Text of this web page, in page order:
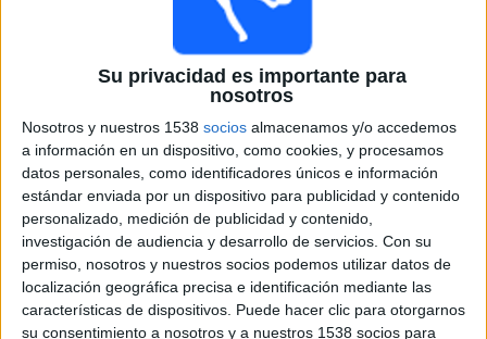
Su privacidad es importante para
nosotros
Nosotros y nuestros 1538 socios almacenamos y/o accedemos
a información en un dispositivo, como cookies, y procesamos
datos personales, como identificadores únicos e información
estándar enviada por un dispositivo para publicidad y contenido
personalizado, medición de publicidad y contenido,
investigación de audiencia y desarrollo de servicios. Con su
permiso, nosotros y nuestros socios podemos utilizar datos de
localización geográfica precisa e identificación mediante las
características de dispositivos. Puede hacer clic para otorgarnos
su consentimiento a nosotros y a nuestros 1538 socios para
Tennis Channel
Masters Canadá
3ª Ronda
D. Mérida
A. Michelsen
ATP Tennis TV Tennis Channel
12:30
WTA Canadá
3ª Ronda
A. Li
E. Rybakina